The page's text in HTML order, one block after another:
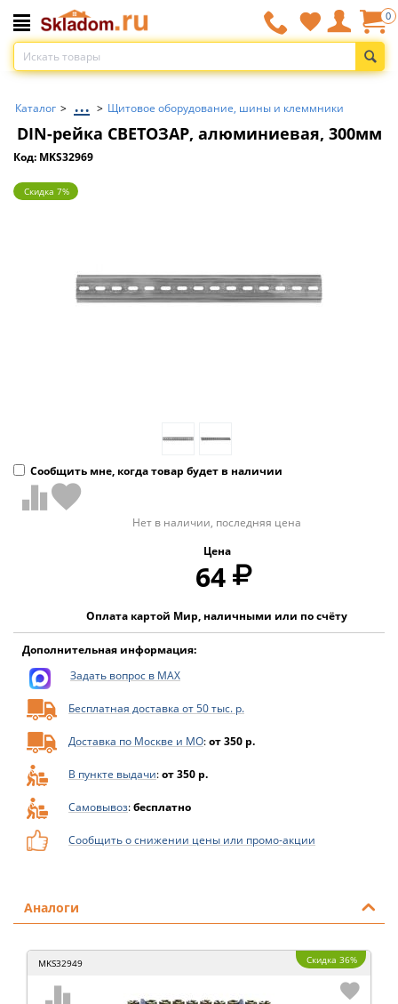
0
Каталог > ... > Щитовое оборудование, шины и клеммники
DIN-рейка СВЕТОЗАР, алюминиевая, 300мм
Код: MKS32969
Скидка 7%
Сообщить мне, когда товар будет в наличии
Нет в наличии, последняя цена
Цена
64
Оплата картой Мир, наличными или по счёту
Дополнительная информация:
Задать вопрос в MAX
Бесплатная доставка от 50 тыс. р.
Доставка по Москве и МО:от 350 р.
В пункте выдачи:от 350 р.
Самовывоз:бесплатно
Сообщить о снижении цены или промо-акции
Аналоги
MKS32949 Скидка 36%